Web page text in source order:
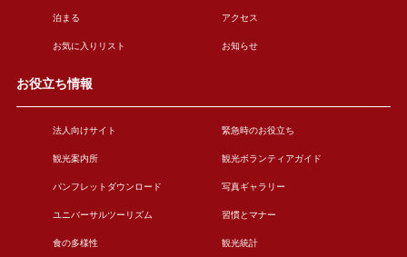
泊まる アクセス
お気に入りリスト お知らせ
お役立ち情報
法人向けサイト 緊急時のお役立ち
観光案内所 観光ボランティアガイド
パンフレットダウンロード 写真ギャラリー
ユニバーサルツーリズム 習慣とマナー
食の多様性 観光統計